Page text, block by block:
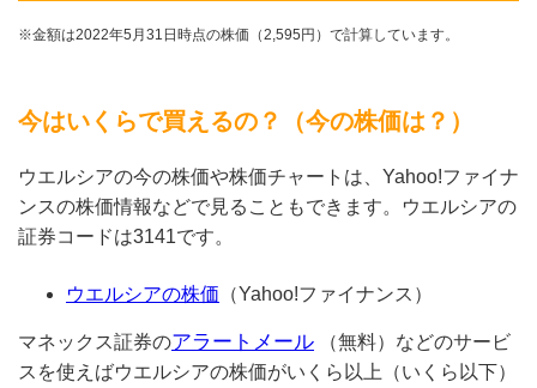
※金額は2022年5月31日時点の株価（2,595円）で計算しています。
今はいくらで買えるの？（今の株価は？）
ウエルシアの今の株価や株価チャートは、Yahoo!ファイナ
ンスの株価情報などで見ることもできます。ウエルシアの
証券コードは3141です。
ウエルシアの株価 （Yahoo!ファイナンス）
マネックス証券のアラートメール （無料）などのサービ
スを使えばウエルシアの株価がいくら以上（いくら以下）